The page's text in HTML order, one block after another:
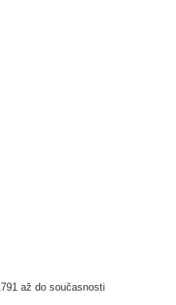
až do současnosti